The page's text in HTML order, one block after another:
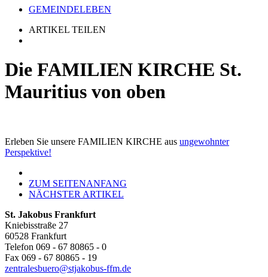
GEMEINDELEBEN
ARTIKEL TEILEN
Die FAMILIEN KIRCHE St.
Mauritius von oben
Erleben Sie unsere FAMILIEN KIRCHE aus ungewohnter
Perspektive!
ZUM SEITENANFANG
NÄCHSTER ARTIKEL
St. Jakobus Frankfurt
Kniebisstraße 27
60528 Frankfurt
Telefon 069 - 67 80865 - 0
Fax 069 - 67 80865 - 19
zentralesbuero@stjakobus-ffm.de